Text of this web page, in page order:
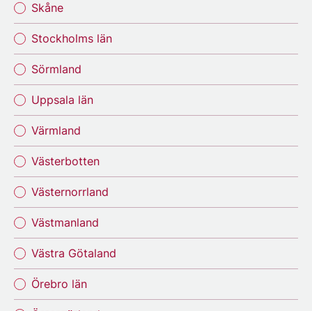
Skåne
Stockholms län
Sörmland
Uppsala län
Värmland
Västerbotten
Västernorrland
Västmanland
Västra Götaland
Örebro län